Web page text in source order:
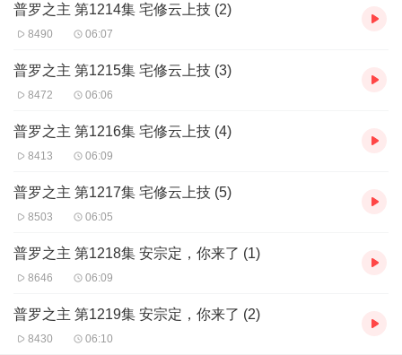
普罗之主 第1214集 宅修云上技 (2)
8490 06:07
普罗之主 第1215集 宅修云上技 (3)
8472 06:06
普罗之主 第1216集 宅修云上技 (4)
8413 06:09
普罗之主 第1217集 宅修云上技 (5)
8503 06:05
普罗之主 第1218集 安宗定，你来了 (1)
8646 06:09
普罗之主 第1219集 安宗定，你来了 (2)
8430 06:10